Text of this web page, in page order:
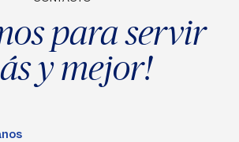
para servir
y mejor!